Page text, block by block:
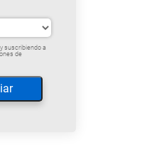
suscribiendo a
de